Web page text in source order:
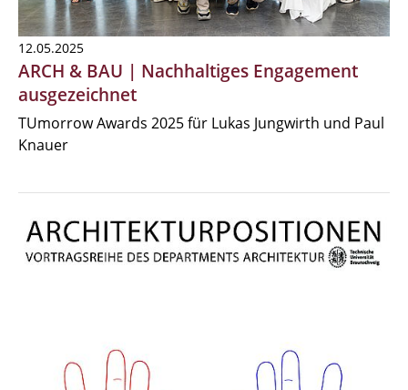
12.05.2025
ARCH & BAU | Nachhaltiges Engagement
ausgezeichnet
TUmorrow Awards 2025 für Lukas Jungwirth und Paul
Knauer